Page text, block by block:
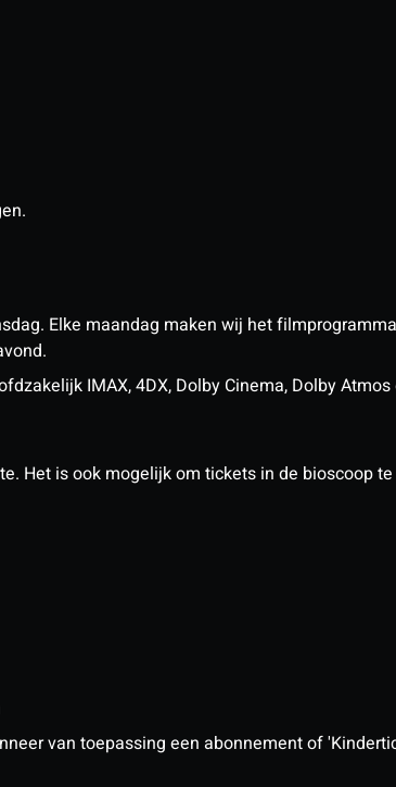
Elke maandag maken wij het
IMAX, 4DX, Dolby Cinema, Dolby
Het is ook mogelijk om tickets in de bioscoop
van toepassing een abonnement of